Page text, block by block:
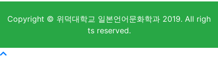
Copyright © 위덕대학교 일본언어문화학과 2019. All righ
ts reserved.